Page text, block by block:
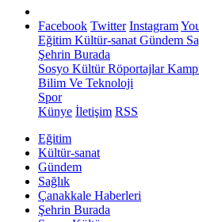
Facebook Twitter Instagram
Eğitim Kültür-sanat Gündem
Şehrin Burada
Sosyo KültürRöportajlar
Bilim Ve Teknoloji
Spor
Künye İletişim RSS
Eğitim
Kültür-sanat
Gündem
Sağlık
Çanakkale Haberleri
Şehrin Burada